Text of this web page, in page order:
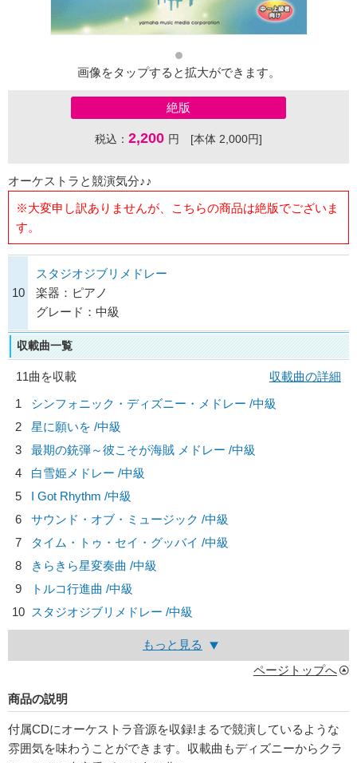
画像をタップすると拡大ができます。
絶版
税込： 2,200 円 [本体 2,000円]
オーケストラと競演気分♪♪
※大変申し訳ありませんが、こちらの商品は絶版でございま
す。
10
スタジオジブリメドレー
楽器：ピアノ
グレード：中級
収載曲一覧
11曲を収載
収載曲の詳細
1
シンフォニック・ディズニー・メドレー /中級
2
星に願いを /中級
3
最期の銃弾～彼こそが海賊 メドレー /中級
4
白雪姫メドレー /中級
5
I Got Rhythm /中級
6
サウンド・オブ・ミュージック /中級
7
タイム・トゥ・セイ・グッバイ /中級
8
きらきら星変奏曲 /中級
9
トルコ行進曲 /中級
10 スタジオジブリメドレー /中級
もっと見る
ページトップへ
商品の説明
付属CDにオーケストラ音源を収録!まるで競演しているような
雰囲気を味わうことができます。収載曲もディズニーからクラ